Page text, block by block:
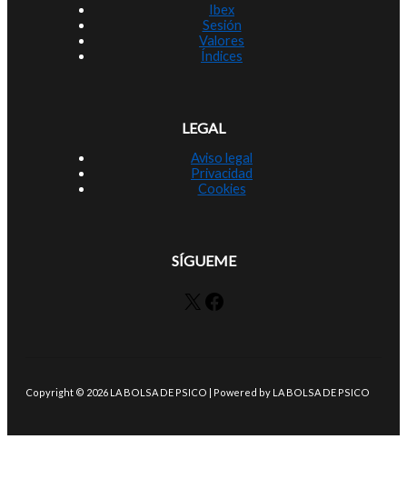
Ibex
Sesión
Valores
Índices
LEGAL
Aviso legal
Privacidad
Cookies
SÍGUEME
X Facebook
Copyright © 2026 LA BOLSA DE PSICO | Powered by LA BOLSA DE PSICO